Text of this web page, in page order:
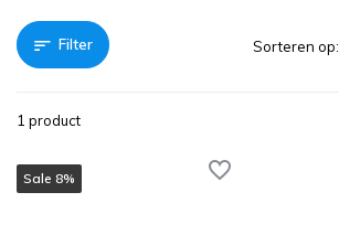
Filter
1 product
Sorteren op:
Sale 8%